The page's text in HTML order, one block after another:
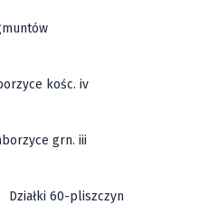
kośc. iv
grn. iii
Działki 60-pliszczyn